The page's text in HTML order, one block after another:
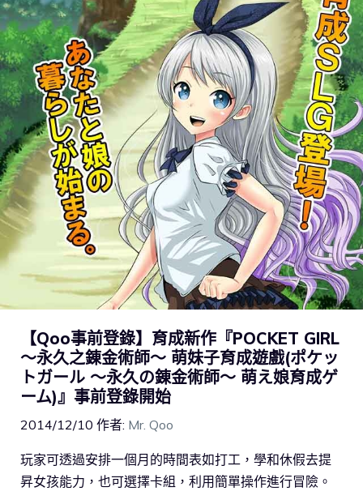
【Qoo事前登錄】育成新作『POCKET GIRL
～永久之錬金術師～ 萌妹子育成遊戲(ポケッ
トガール ～永久の錬金術師～ 萌え娘育成ゲ
ーム)』事前登錄開始
2014/12/10 作者: Mr. Qoo
玩家可透過安排一個月的時間表如打工，學和休假去提
昇女孩能力，也可選擇卡組，利用簡單操作進行冒險。